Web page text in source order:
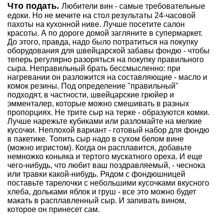
Что подать. Любители вин - самые требовательные
едоки. Но не мечите на стол результаты 24-часовой
пахоты на кухонной ниве. Лучше посетите салон
красоты. А по дороге домой загляните в супермаркет.
До этого, правда, надо было потратиться на покупку
оборудования для швейцарской забавы фондю - чтобы
теперь регулярно разоряться на покупку правильного
сыра. Неправильный брать бессмысленно: при
нагревании он разложится на составляющие - масло и
комок резины. Под определение "правильный"
подходят, в частности, швейцарские грюйер и
эмменталер, которые можно смешивать в разных
пропорциях. Не трите сыр на терке - образуются комки.
Лучше нарежьте кубиками или разломайте на мелкие
кусочки. Неплохой вариант - готовый набор для фондю
в пакетике. Топить сыр надо в сухом белом вине
(можно игристом). Когда он расплавится, добавьте
немножко коньяка и тертого мускатного ореха. И еще
чего-нибудь, что любит ваш поздравляемый, - чеснока
или травки какой-нибудь. Рядом с фондюшницей
поставьте тарелочки с небольшими кусочками вкусного
хлеба, дольками яблок и груш - все это можно будет
макать в расплавленный сыр. И запивать вином,
которое он принесет сам.